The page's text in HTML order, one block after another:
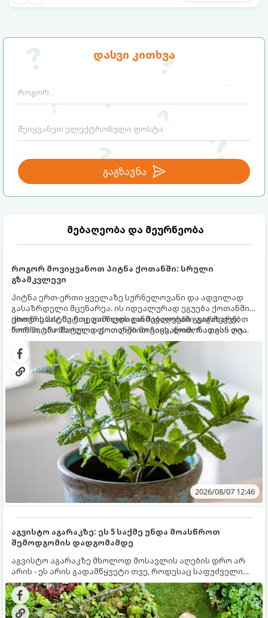
დასვი კითხვა
გაგზავნა
მებაღეობა და მეურნეობა
როგორ მოვიყვანოთ პიტნა ქოთანში: სრული
გზამკვლევი
პიტნა ერთ-ერთი ყველაზე სურნელოვანი და ადვილად
გასაზრდელი მცენარეა. ის იდეალურად ეგუება ქოთანში
ცხოვრებას, მეტიც, გამოცდილი მებაღეები გვირჩევენ,
რომ პიტნა მხოლოდ ქოთანში მოვიყვანოთ, რადგან ღია
გრუნტში (ბაღში) დარგვისას ის ფესვებით ძალიან
სწრაფად ვრცელდება და სხვა მცენარეებს ავიწროებს.
ქოთნის პიტნა მთელი წლის განმავლობაში გაგახარებთ
ნორჩი, არომატული ფოთლებით ჩაის, ლიმონათისა თუ
კერძებისთვის.
2026/08/07 12:46
აგვისტო აგარაკზე: ეს 5 საქმე უნდა მოასწროთ
შემოდგომის დადგომამდე
აგვისტო აგარაკზე მხოლოდ მოსავლის აღების დრო არ
არის - ეს არის გადამწყვეტი თვე, როდესაც საფუძველი
ეყრება მომავალი წლის მოსავალს და ბაღი მზადდება
შემოდგომა-ზამთრის სეზონისთვის. იმისათვის, რომ
ნიადაგმა ენერგია აღიდგინოს, ხოლო მცენარეებმა
ზამთარს გაუძლონ, აგვისტოს ბოლომდე 5